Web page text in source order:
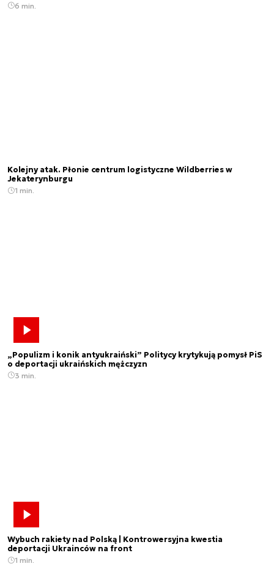
6 min.
Kolejny atak. Płonie centrum logistyczne Wildberries w
Jekaterynburgu
1 min.
„Populizm i konik antyukraiński” Politycy krytykują pomysł PiS
o deportacji ukraińskich mężczyzn
3 min.
Wybuch rakiety nad Polską | Kontrowersyjna kwestia
deportacji Ukrainców na front
1 min.